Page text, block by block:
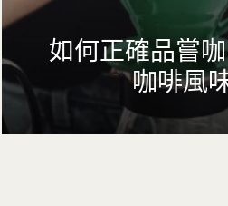
如何正確品嘗
咖啡風